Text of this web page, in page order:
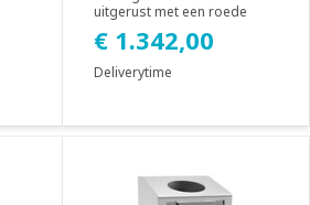
uitgerust met een roede
cleanroom kleding. Deze...
€ 1.342,00
Deliverytime